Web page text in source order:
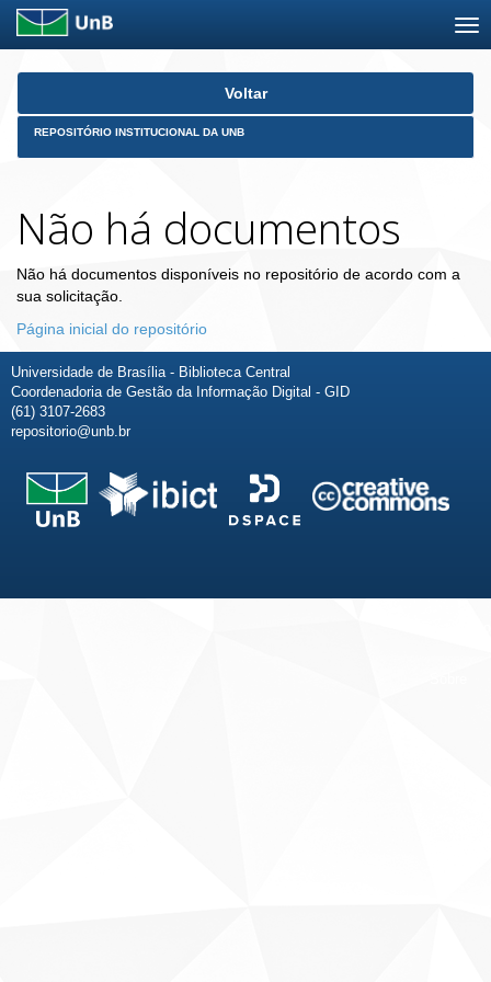
Skip
Voltar
REPOSITÓRIO INSTITUCIONAL DA UNB
Não há documentos
Não há documentos disponíveis no repositório de acordo com a
sua solicitação.
Página inicial do repositório
Universidade de Brasília - Biblioteca Central
Coordenadoria de Gestão da Informação Digital - GID
(61) 3107-2683
repositorio@unb.br